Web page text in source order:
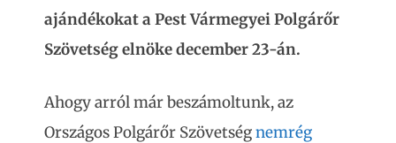
ajándékokat a Pest Vármegyei Polgárőr
Szövetség elnöke december 23-án.
Ahogy arról már beszámoltunk, az
Országos Polgárőr Szövetségnemrég